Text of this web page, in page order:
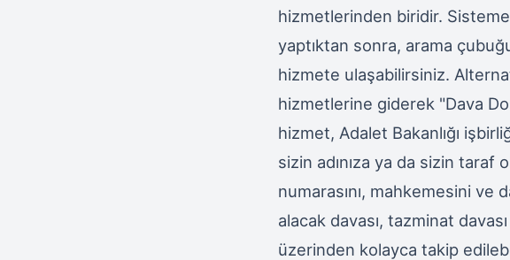
hizmetlerinden biridir.
yaptıktan sonra, arama
hizmete ulaşabilirsiniz.
hizmetlerine giderek "Dava
hizmet, Adalet Bakanlığı
sizin adınıza ya da sizin taraf
numarasını, mahkemesini ve
alacak davası, tazminat
üzerinden kolayca takip